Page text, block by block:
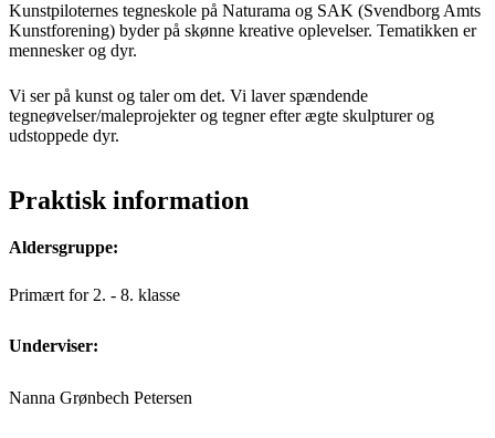
Kunstpiloternes tegneskole på Naturama og SAK (Svendborg Amts
Kunstforening) byder på skønne kreative oplevelser. Tematikken er
mennesker og dyr.
Vi ser på kunst og taler om det. Vi laver spændende
tegneøvelser/maleprojekter og tegner efter ægte skulpturer og
udstoppede dyr.
Praktisk information
Aldersgruppe:
Primært for 2. - 8. klasse
Underviser:
Nanna Grønbech Petersen